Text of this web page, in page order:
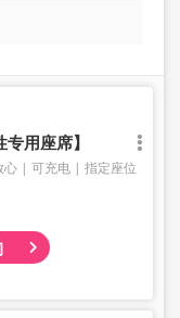
用座席】
心 可充电 指定座位